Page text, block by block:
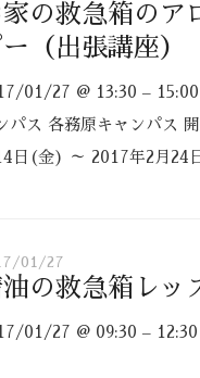
家の救急箱のア
ー（出張講座）
01/27 @ 13:30 –
パス 各務原キャンパス
日(金) ～ 2017年2月
01/27
の救急箱レッ
01/27 @ 09:30 – 12:30